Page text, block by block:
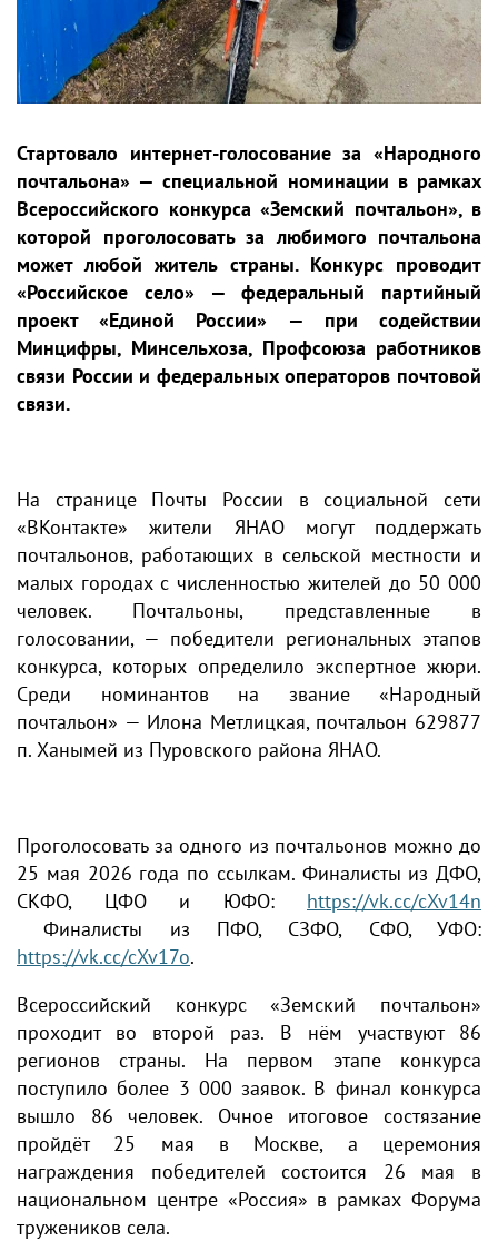
Стартовало интернет-голосование за «Народного
почтальона» — специальной номинации в рамках
Всероссийского конкурса «Земский почтальон», в
которой проголосовать за любимого почтальона
может любой житель страны. Конкурс проводит
«Российское село» — федеральный партийный
проект «Единой России» — при содействии
Минцифры, Минсельхоза, Профсоюза работников
связи России и федеральных операторов почтовой
связи.
На странице Почты России в социальной сети
«ВКонтакте» жители ЯНАО могут поддержать
почтальонов, работающих в сельской местности и
малых городах с численностью жителей до 50 000
человек. Почтальоны, представленные в
голосовании, — победители региональных этапов
конкурса, которых определило экспертное жюри.
Среди номинантов на звание «Народный
почтальон» — Илона Метлицкая, почтальон 629877
п. Ханымей из Пуровского района ЯНАО.
Проголосовать за одного из почтальонов можно до
25 мая 2026 года по ссылкам. Финалисты из ДФО,
СКФО, ЦФО и ЮФО: https://vk.cc/cXv14n
Финалисты из ПФО, СЗФО, СФО, УФО:
https://vk.cc/cXv17o.
Всероссийский конкурс «Земский почтальон»
проходит во второй раз. В нём участвуют 86
регионов страны. На первом этапе конкурса
поступило более 3 000 заявок. В финал конкурса
вышло 86 человек. Очное итоговое состязание
пройдёт 25 мая в Москве, а церемония
награждения победителей состоится 26 мая в
национальном центре «Россия» в рамках Форума
тружеников села.